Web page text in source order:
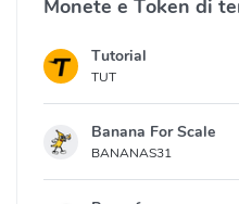
Monete e Token di
Tutorial
TUT
Banana For Scale
BANANAS31